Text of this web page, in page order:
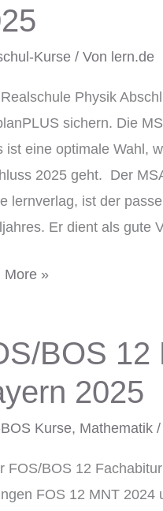
Kurse / Von lern.de
Physik
sichern. Die
ist eine optimale Wahl,
2025 geht. Der
lernverlag, ist der
Er dient als gute
More »
BOS 12
2025
Kurse, Mathematik /
FOS/BOS 12
FOS 12 MNT 2024